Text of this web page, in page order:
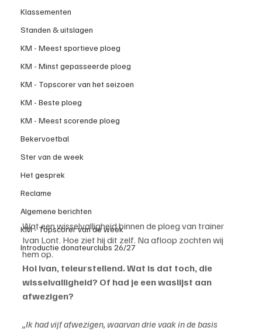
Klassementen
Standen & uitslagen
KM - Meest sportieve ploeg
KM - Minst gepasseerde ploeg
KM - Topscorer van het seizoen
KM - Beste ploeg
KM - Meest scorende ploeg
Bekervoetbal
Ster van de week
Het gesprek
Reclame
Algemene berichten
KM - Topscorer van de week
Introductie donateurclubs 26/27
Wat een wisselvalligheid binnen de ploeg van trainer
Ivan Lont. Hoe ziet hij dit zelf. Na afloop zochten wij
hem op.
Hoi Ivan, teleurstellend. Wat is dat toch, die
wisselvalligheid? Of had je een waslijst aan
afwezigen?
„Ik had vijf afwezigen, waarvan drie vaak in de basis